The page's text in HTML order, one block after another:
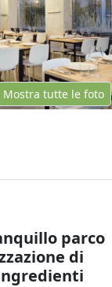
Mostra tutte le foto
parco
di